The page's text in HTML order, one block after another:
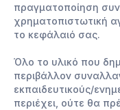
πραγματοποίηση
χρηματοπιστωτική
το κεφάλαιό σας.
Όλο το υλικό που
περιβάλλον
εκπαιδευτικούς/
περιέχει, ούτε θα